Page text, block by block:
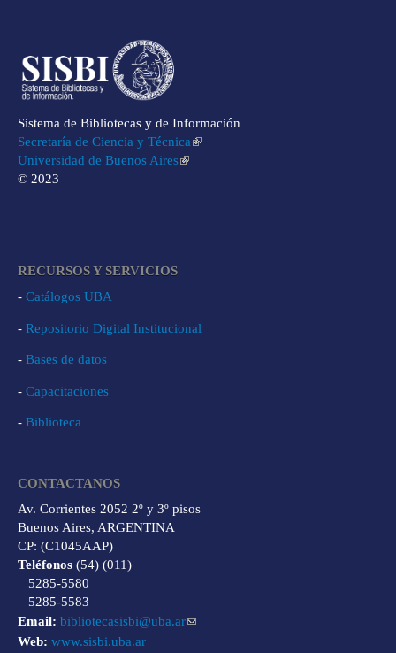
Sistema de Bibliotecas y de Información
Secretaría de Ciencia y Técnica
Universidad de Buenos Aires
© 2023
RECURSOS Y SERVICIOS
- Catálogos UBA
- Repositorio Digital Institucional
- Bases de datos
- Capacitaciones
- Biblioteca
CONTACTANOS
Av. Corrientes 2052 2º y 3º pisos
Buenos Aires, ARGENTINA
CP: (C1045AAP)
Teléfonos (54) (011)
5285-5580
5285-5583
Email: bibliotecasisbi@uba.ar
Web: www.sisbi.uba.ar